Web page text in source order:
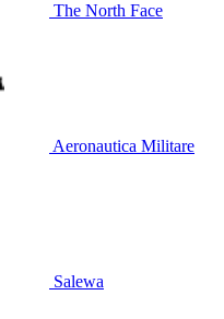
The North Face
Aeronautica Militare
Salewa